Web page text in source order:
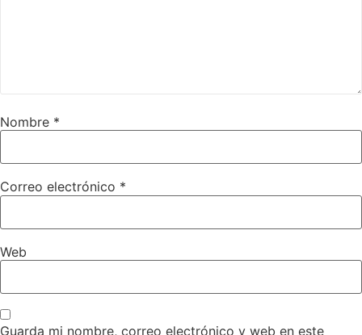
Nombre *
Correo electrónico *
Web
Guarda mi nombre, correo electrónico y web en este